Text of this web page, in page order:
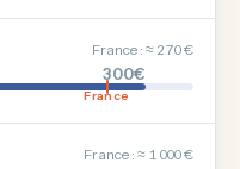
France : ≈ 270 €
300€
France
France : ≈ 1 000 €